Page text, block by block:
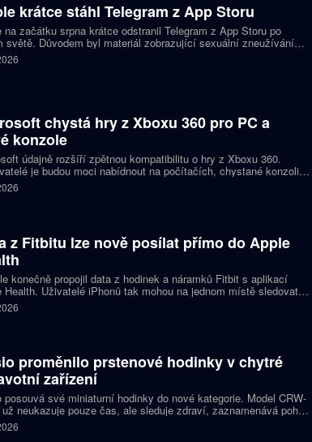
krátce stáhl Telegram z App Storu
na začátku srpna krátce odstranil Telegram z App Storu po
světě. Důvodem byl materiál zobrazující sexuální zneužívání
podle firmy sdílel jeden uživatel. Telegram účet rychle
a aplikace se ještě během stejného dne do obchodu vrátila.
chystá hry z Xboxu 360 pro PC a
konzole
údajně rozšíří zpětnou kompatibilitu o hry z Xboxu 360.
je budou moci nabídnout na počítačích, chystané konzoli
Helix i přenosných zařízeních. První tituly by mohly dorazit
let 2027 a 2028.
z Fitbitu lze nově posílat přímo do Apple
konečně propojil data z hodinek a náramků Fitbit s aplikací
Health. Uživatelé iPhonů tak mohou na jednom místě sledovat
cvičení, spánek i zdravotní údaje. Novinka odstraňuje omezení,
bylo dosud nutné využívat pomocné aplikace nebo jiné
proměnilo prstenové hodinky v chytré
zařízení
posouvá své miniaturní hodinky do nové kategorie. Model CRW-
už neukazuje pouze čas, ale sleduje zdraví, zaznamenává pohyb
na dění v telefonu. Celokovový prsten tak spojuje digitální
šperk a chytré zařízení, které může uživatel nosit po celý den.